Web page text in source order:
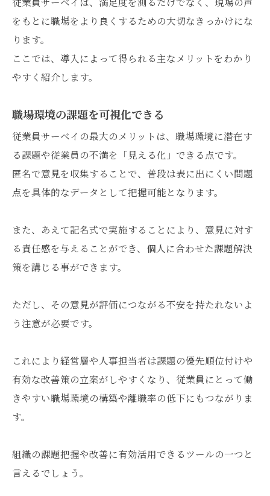
をもとに職場をより良くするための大切なきっかけにな
ります。
ここでは、導入によって得られる主なメリットをわかり
やすく紹介します。
職場環境の課題を可視化できる
従業員サーベイの最大のメリットは、職場環境に潜在す
る課題や従業員の不満を「見える化」できる点です。
匿名で意見を収集することで、普段は表に出にくい問題
点を具体的なデータとして把握可能となります。
また、あえて記名式で実施することにより、意見に対す
る責任感を与えることができ、個人に合わせた課題解決
策を講じる事ができます。
ただし、その意見が評価につながる不安を持たれないよ
う注意が必要です。
これにより経営層や人事担当者は課題の優先順位付けや
有効な改善策の立案がしやすくなり、従業員にとって働
きやすい職場環境の構築や離職率の低下にもつながりま
す。
組織の課題把握や改善に有効活用できるツールの一つと
言えるでしょう。